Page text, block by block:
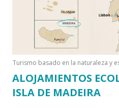
Turismo basado en la naturaleza y
ALOJAMIENTOS
ISLA DE MADEIRA